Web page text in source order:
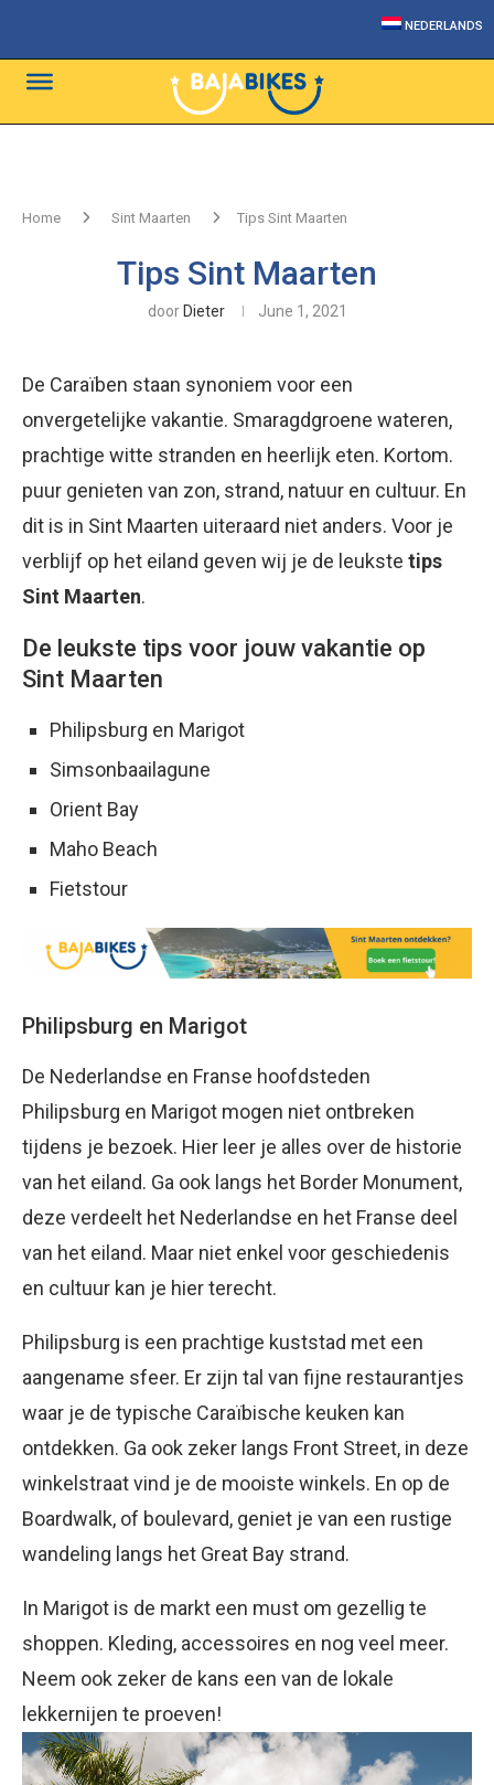
NEDERLANDS
Home Sint Maarten Tips Sint Maarten
Tips Sint Maarten
door Dieter June 1, 2021
De Caraïben staan synoniem voor een
onvergetelijke vakantie. Smaragdgroene wateren,
prachtige witte stranden en heerlijk eten. Kortom.
puur genieten van zon, strand, natuur en cultuur. En
dit is in Sint Maarten uiteraard niet anders. Voor je
verblijf op het eiland geven wij je de leukste tips
Sint Maarten.
De leukste tips voor jouw vakantie op
Sint Maarten
Philipsburg en Marigot
Simsonbaailagune
Orient Bay
Maho Beach
Fietstour
Philipsburg en Marigot
De Nederlandse en Franse hoofdsteden
Philipsburg en Marigot mogen niet ontbreken
tijdens je bezoek. Hier leer je alles over de historie
van het eiland. Ga ook langs het Border Monument,
deze verdeelt het Nederlandse en het Franse deel
van het eiland. Maar niet enkel voor geschiedenis
en cultuur kan je hier terecht.
Philipsburg is een prachtige kuststad met een
aangename sfeer. Er zijn tal van fijne restaurantjes
waar je de typische Caraïbische keuken kan
ontdekken. Ga ook zeker langs Front Street, in deze
winkelstraat vind je de mooiste winkels. En op de
Boardwalk, of boulevard, geniet je van een rustige
wandeling langs het Great Bay strand.
In Marigot is de markt een must om gezellig te
shoppen. Kleding, accessoires en nog veel meer.
Neem ook zeker de kans een van de lokale
lekkernijen te proeven!